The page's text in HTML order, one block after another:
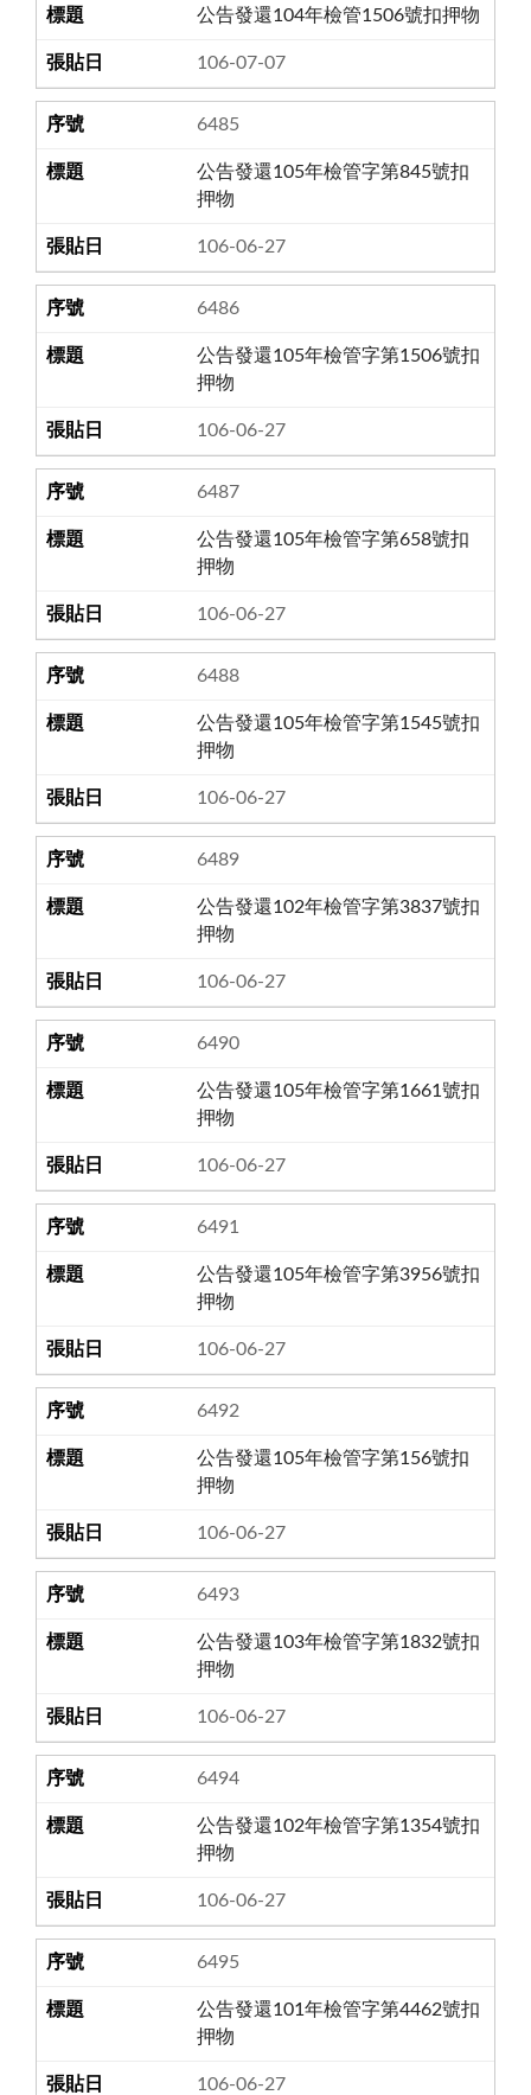
公告發還104年檢管1506號扣押物
106-07-07
6485
公告發還105年檢管字第845號扣
押物
106-06-27
6486
公告發還105年檢管字第1506號扣
押物
106-06-27
6487
公告發還105年檢管字第658號扣
押物
106-06-27
6488
公告發還105年檢管字第1545號扣
押物
106-06-27
6489
公告發還102年檢管字第3837號扣
押物
106-06-27
6490
公告發還105年檢管字第1661號扣
押物
106-06-27
6491
公告發還105年檢管字第3956號扣
押物
106-06-27
6492
公告發還105年檢管字第156號扣
押物
106-06-27
6493
公告發還103年檢管字第1832號扣
押物
106-06-27
6494
公告發還102年檢管字第1354號扣
押物
106-06-27
6495
公告發還101年檢管字第4462號扣
押物
106-06-27